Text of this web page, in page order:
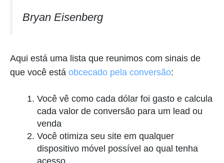
Bryan Eisenberg
Aqui está uma lista que reunimos com sinais de
que você está obcecado pela conversão:
Você vê como cada dólar foi gasto e calcula
cada valor de conversão para um lead ou
venda
Você otimiza seu site em qualquer
dispositivo móvel possível ao qual tenha
acesso